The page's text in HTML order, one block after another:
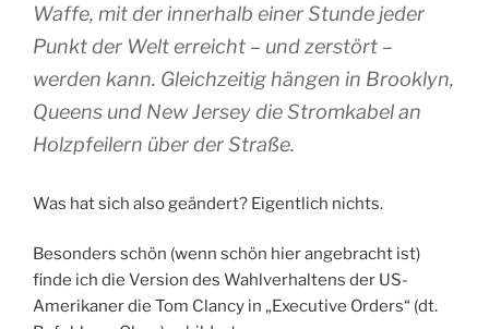
Waffe, mit der innerhalb einer Stunde jeder
Punkt der Welt erreicht – und zerstört –
werden kann. Gleichzeitig hängen in Brooklyn,
Queens und New Jersey die Stromkabel an
Holzpfeilern über der Straße.
Was hat sich also geändert? Eigentlich nichts.
Besonders schön (wenn schön hier angebracht ist)
finde ich die Version des Wahlverhaltens der US-
Amerikaner die Tom Clancy in „Executive Orders“ (dt.